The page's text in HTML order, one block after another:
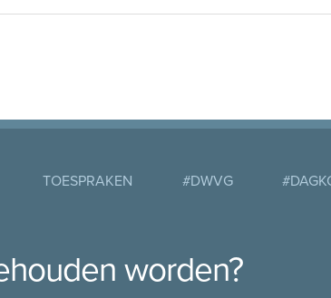
TOESPRAKEN #DWVG
worden?